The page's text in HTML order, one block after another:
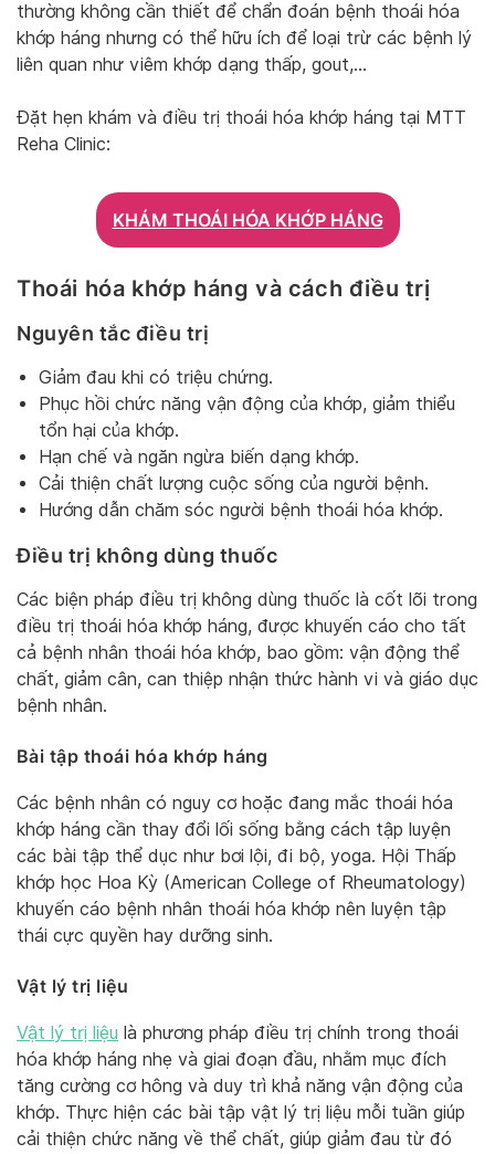
thường không cần thiết để chẩn đoán bệnh thoái hóa
khớp háng nhưng có thể hữu ích để loại trừ các bệnh lý
liên quan như viêm khớp dạng thấp, gout,…
Đặt hẹn khám và điều trị thoái hóa khớp háng tại MTT
Reha Clinic:
KHÁM THOÁI HÓA KHỚP HÁNG
Thoái hóa khớp háng và cách điều trị
Nguyên tắc điều trị
Giảm đau khi có triệu chứng.
Phục hồi chức năng vận động của khớp, giảm thiểu
tổn hại của khớp.
Hạn chế và ngăn ngừa biến dạng khớp.
Cải thiện chất lượng cuộc sống của người bệnh.
Hướng dẫn chăm sóc người bệnh thoái hóa khớp.
Điều trị không dùng thuốc
Các biện pháp điều trị không dùng thuốc là cốt lõi trong
điều trị thoái hóa khớp háng, được khuyến cáo cho tất
cả bệnh nhân thoái hóa khớp, bao gồm: vận động thể
chất, giảm cân, can thiệp nhận thức hành vi và giáo dục
bệnh nhân.
Bài tập thoái hóa khớp háng
Các bệnh nhân có nguy cơ hoặc đang mắc thoái hóa
khớp háng cần thay đổi lối sống bằng cách tập luyện
các bài tập thể dục như bơi lội, đi bộ, yoga. Hội Thấp
khớp học Hoa Kỳ (American College of Rheumatology)
khuyến cáo bệnh nhân thoái hóa khớp nên luyện tập
thái cực quyền hay dưỡng sinh.
Vật lý trị liệu
Vật lý trị liệu là phương pháp điều trị chính trong thoái
hóa khớp háng nhẹ và giai đoạn đầu, nhằm mục đích
tăng cường cơ hông và duy trì khả năng vận động của
khớp. Thực hiện các bài tập vật lý trị liệu mỗi tuần giúp
cải thiện chức năng về thể chất, giúp giảm đau từ đó